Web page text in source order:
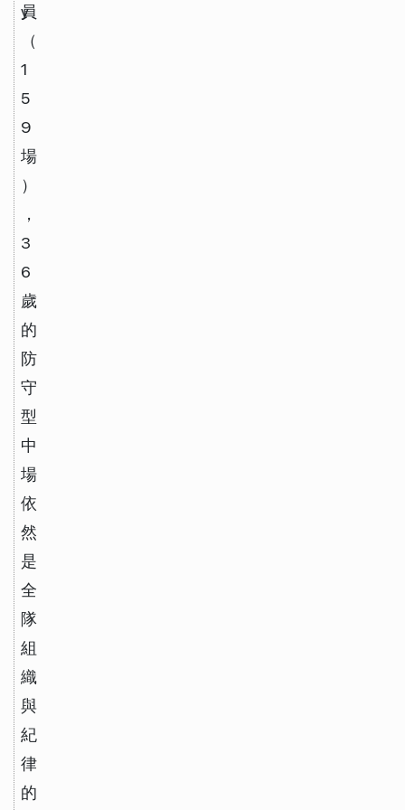
y
員
（
1
5
9
場
）
，
3
6
歲
的
防
守
型
中
場
依
然
是
全
隊
組
織
與
紀
律
的